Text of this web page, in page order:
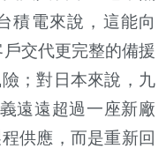
積電來說，這能向
交代更完整的備援
；對日本來說，九
遠遠超過一座新廠
供應，而是重新回